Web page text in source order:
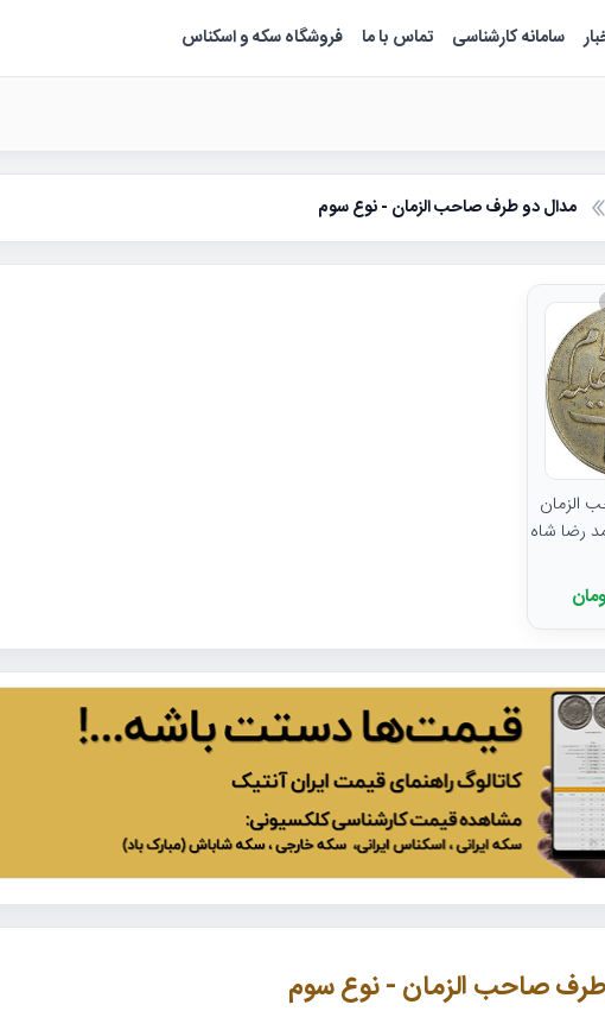
سامانه کارشناسی تماس با ما فروشگاه سکه و اسکناس
مدال دو طرف صاحب الزمان - نوع سوم
الزمان
صاحب الزمان - نوع سوم